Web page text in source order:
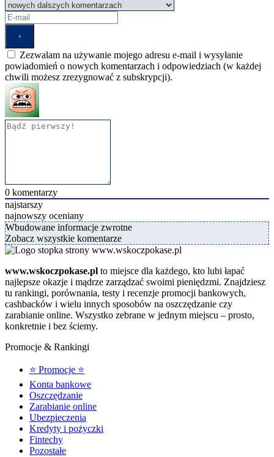
Zezwalam na używanie mojego adresu e-mail i wysyłanie
powiadomień o nowych komentarzach i odpowiedziach (w każdej
chwili możesz zrezygnować z subskrypcji).
0 komentarzy
najstarszy
najnowszy oceniany
Wbudowane informacje zwrotne
Zobacz wszystkie komentarze
www.wskoczpokase.pl to miejsce dla każdego, kto lubi łapać
najlepsze okazje i mądrze zarządzać swoimi pieniędzmi. Znajdziesz
tu rankingi, porównania, testy i recenzje promocji bankowych,
cashbacków i wielu innych sposobów na oszczędzanie czy
zarabianie online. Wszystko zebrane w jednym miejscu – prosto,
konkretnie i bez ściemy.
Promocje & Rankingi
⭐ Promocje ⭐
Konta bankowe
Oszczędzanie
Zarabianie online
Ubezpieczenia
Kredyty i pożyczki
Fintechy
Pozostałe